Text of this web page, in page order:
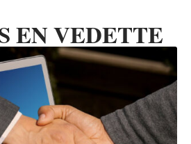
EN VEDETTE